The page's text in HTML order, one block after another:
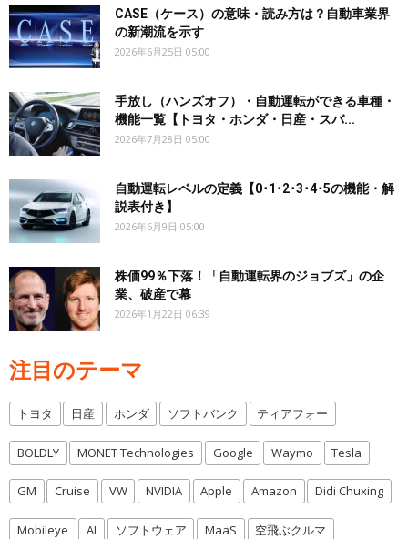
CASE（ケース）の意味・読み方は？自動車業界
の新潮流を示す
2026年6月25日 05:00
手放し（ハンズオフ）・自動運転ができる車種・
機能一覧【トヨタ・ホンダ・日産・スバ...
2026年7月28日 05:00
自動運転レベルの定義【0･1･2･3･4･5の機能・解
説表付き】
2026年6月9日 05:00
株価99％下落！「自動運転界のジョブズ」の企
業、破産で幕
2026年1月22日 06:39
注目のテーマ
トヨタ 日産 ホンダ ソフトバンク ティアフォー
BOLDLY MONET Technologies Google Waymo Tesla
GM Cruise VW NVIDIA Apple Amazon Didi Chuxing
Mobileye AI ソフトウェア MaaS 空飛ぶクルマ